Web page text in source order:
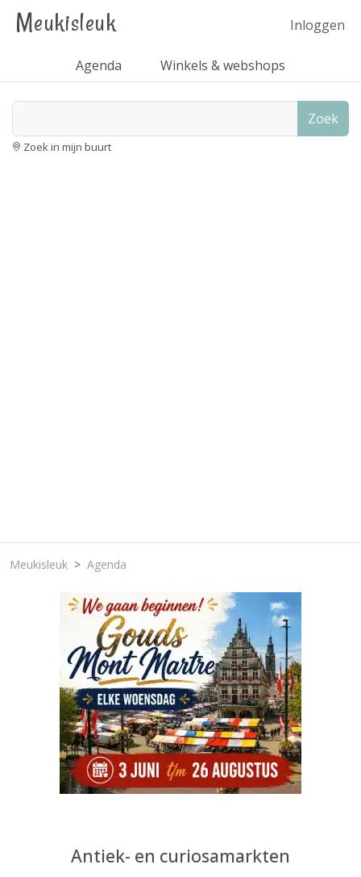
Meukisleuk Inloggen
Agenda Winkels & webshops
Zoek
Zoek in mijn buurt
Meukisleuk Agenda
Antiek- en curiosamarkten